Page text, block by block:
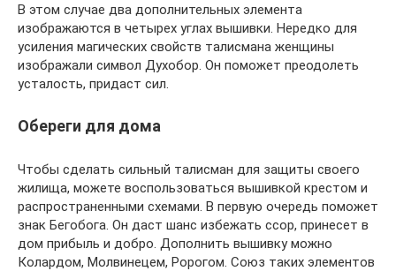
В этом случае два дополнительных элемента
изображаются в четырех углах вышивки. Нередко для
усиления магических свойств талисмана женщины
изображали символ Духобор. Он поможет преодолеть
усталость, придаст сил.
Обереги для дома
Чтобы сделать сильный талисман для защиты своего
жилища, можете воспользоваться вышивкой крестом и
распространенными схемами. В первую очередь поможет
знак Бегобога. Он даст шанс избежать ссор, принесет в
дом прибыль и добро. Дополнить вышивку можно
Колардом, Молвинецем, Ророгом. Союз таких элементов